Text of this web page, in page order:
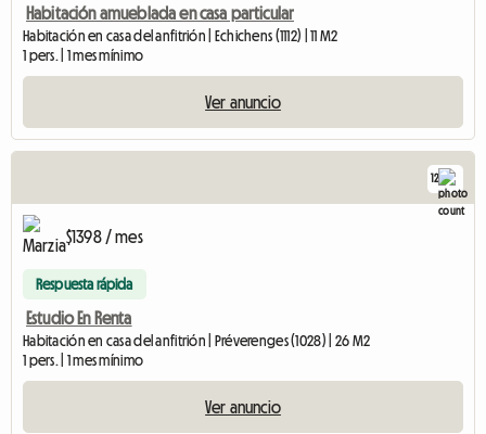
Habitación amueblada en casa particular
Habitación en casa del anfitrión | Echichens (1112) | 11 M2
1 pers. | 1 mes mínimo
Ver anuncio
12
$1398 / mes
Respuesta rápida
Estudio En Renta
Habitación en casa del anfitrión | Préverenges (1028) | 26 M2
1 pers. | 1 mes mínimo
Ver anuncio